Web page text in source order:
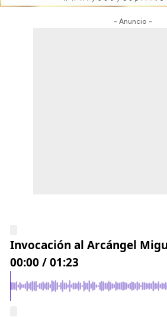
- Anuncio -
Invocación al Arcángel
00:00 /01:23